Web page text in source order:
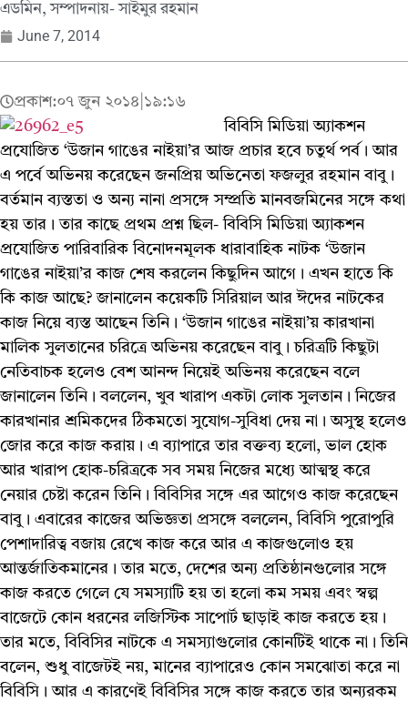
এডমিন, সম্পাদনায়- সাইমুর রহমান
June 7, 2014
প্রকাশ:০৭ জুন ২০১৪ ১৯:১৬
বিবিসি মিডিয়া অ্যাকশন
প্রযোজিত ‘উজান গাঙের নাইয়া’র আজ প্রচার হবে চতুর্থ পর্ব। আর
এ পর্বে অভিনয় করেছেন জনপ্রিয় অভিনেতা ফজলুর রহমান বাবু।
বর্তমান ব্যস্ততা ও অন্য নানা প্রসঙ্গে সম্প্রতি মানবজমিনের সঙ্গে কথা
হয় তার। তার কাছে প্রথম প্রশ্ন ছিল- বিবিসি মিডিয়া অ্যাকশন
প্রযোজিত পারিবারিক বিনোদনমূলক ধারাবাহিক নাটক ‘উজান
গাঙের নাইয়া’র কাজ শেষ করলেন কিছুদিন আগে। এখন হাতে কি
কি কাজ আছে? জানালেন কয়েকটি সিরিয়াল আর ঈদের নাটকের
কাজ নিয়ে ব্যস্ত আছেন তিনি। ‘উজান গাঙের নাইয়া’য় কারখানা
মালিক সুলতানের চরিত্রে অভিনয় করেছেন বাবু। চরিত্রটি কিছুটা
নেতিবাচক হলেও বেশ আনন্দ নিয়েই অভিনয় করেছেন বলে
জানালেন তিনি। বললেন, খুব খারাপ একটা লোক সুলতান। নিজের
কারখানার শ্রমিকদের ঠিকমতো সুযোগ-সুবিধা দেয় না। অসুস্থ হলেও
জোর করে কাজ করায়। এ ব্যাপারে তার বক্তব্য হলো, ভাল হোক
আর খারাপ হোক-চরিত্রকে সব সময় নিজের মধ্যে আত্মস্থ করে
নেয়ার চেষ্টা করেন তিনি। বিবিসির সঙ্গে এর আগেও কাজ করেছেন
বাবু । এবারের কাজের অভিজ্ঞতা প্রসঙ্গে বললেন, বিবিসি পুরোপুরি
পেশাদারিত্ব বজায় রেখে কাজ করে আর এ কাজগুলোও হয়
আন্তর্জাতিকমানের। তার মতে, দেশের অন্য প্রতিষ্ঠানগুলোর সঙ্গে
কাজ করতে গেলে যে সমস্যাটি হয় তা হলো কম সময় এবং স্বল্প
বাজেটে কোন ধরনের লজিস্টিক সাপোর্ট ছাড়াই কাজ করতে হয়।
তার মতে, বিবিসির নাটকে এ সমস্যাগুলোর কোনটিই থাকে না। তিনি
বলেন, শুধু বাজেটই নয়, মানের ব্যাপারেও কোন সমঝোতা করে না
বিবিসি। আর এ কারণেই বিবিসির সঙ্গে কাজ করতে তার অন্যরকম